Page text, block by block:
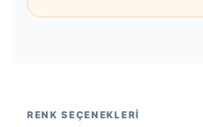
RENK SEÇENEKLERİ